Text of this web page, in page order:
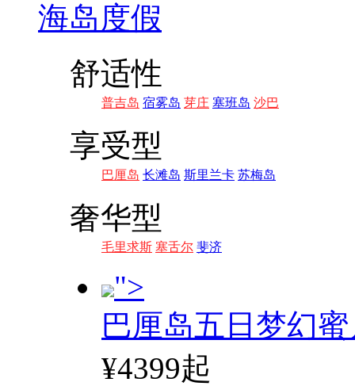
海岛度假
舒适性
普吉岛 宿雾岛 芽庄 塞班岛 沙巴
享受型
巴厘岛 长滩岛 斯里兰卡 苏梅岛
奢华型
毛里求斯 塞舌尔 斐济
">
巴厘岛五日梦幻
¥4399起